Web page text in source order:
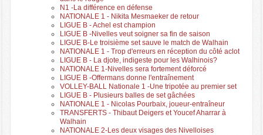
N1 -La différence en défense
NATIONALE 1 - Nikita Mesmaeker de retour
LIGUE B - Achel est champion
LIGUE B -Nivelles veut soigner sa fin de saison
LIGUE B-Le troisième set sauve le match de Walhain
NATIONALE 1 - Trop d'erreurs en réception du côté aclot
LIGUE B - La djote, indigeste pour les Walhinois?
NATIONALE 1-Nivelles sera fortement déforcé
LIGUE B -Offermans donne l'entraînement
VOLLEY-BALL Nationale 1 -Une tripotée au premier set
LIGUE B - Plusieurs balles de set gâchées
NATIONALE 1 - Nicolas Pourbaix, joueur-entraîneur
TRANSFERTS - Thibaut Deigers et Youcef Aharrar à
Walhain
NATIONALE 2-Les deux visages des Nivelloises